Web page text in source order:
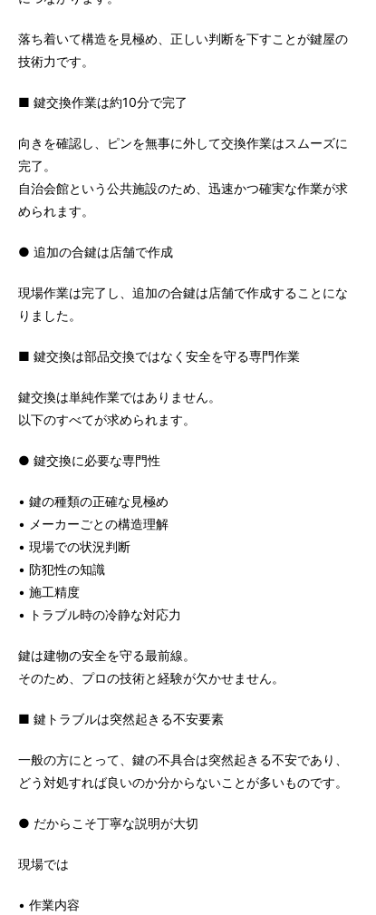
落ち着いて構造を見極め、正しい判断を下すことが鍵屋の
技術力です。
■ 鍵交換作業は約10分で完了
向きを確認し、ピンを無事に外して交換作業はスムーズに
完了。
自治会館という公共施設のため、迅速かつ確実な作業が求
められます。
● 追加の合鍵は店舗で作成
現場作業は完了し、追加の合鍵は店舗で作成することにな
りました。
■ 鍵交換は部品交換ではなく安全を守る専門作業
鍵交換は単純作業ではありません。
以下のすべてが求められます。
● 鍵交換に必要な専門性
• 鍵の種類の正確な見極め
• メーカーごとの構造理解
• 現場での状況判断
• 防犯性の知識
• 施工精度
• トラブル時の冷静な対応力
鍵は建物の安全を守る最前線。
そのため、プロの技術と経験が欠かせません。
■ 鍵トラブルは突然起きる不安要素
一般の方にとって、鍵の不具合は突然起きる不安であり、
どう対処すれば良いのか分からないことが多いものです。
● だからこそ丁寧な説明が大切
現場では
• 作業内容